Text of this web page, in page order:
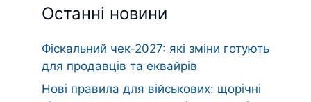
Останні новини
Фіскальний чек‑2027: які зміни готують
для продавців та еквайрів
Нові правила для військових: щорічні